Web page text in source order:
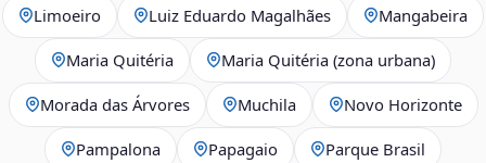
Limoeiro Luiz Eduardo Magalhães Mangabeira
Maria Quitéria Maria Quitéria (zona urbana)
Morada das Árvores Muchila Novo Horizonte
Pampalona Papagaio Parque Brasil